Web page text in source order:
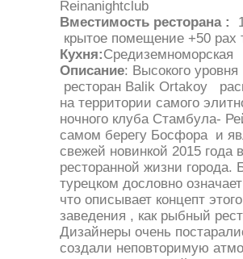
Reinanightclub
Вместимость ресторана :
крытое помещение +50 pax
Кухня:Средиземноморская
Описание: Высокого уровня
ресторан Balik Ortakoy
на территории самого
ночного клуба Стамбула-
самом берегу Босфора и
свежей новинкой 2015 года в
ресторанной жизни города.
турецком дословно
что описывает концепт этого
заведения , как рыбный
Дизайнеры очень
создали неповторимую